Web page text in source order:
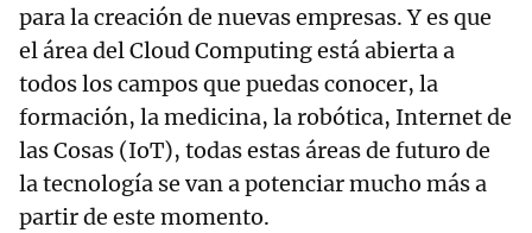
para la creación de nuevas empresas. Y es que
el área del Cloud Computing está abierta a
todos los campos que puedas conocer, la
formación, la medicina, la robótica, Internet de
las Cosas (IoT), todas estas áreas de futuro de
la tecnología se van a potenciar mucho más a
partir de este momento.